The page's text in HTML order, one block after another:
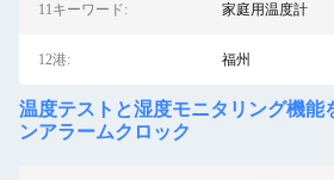
11キーワード: 家庭用温度計
12港: 福州
温度テストと湿度モニタリング機能
ンアラームクロック